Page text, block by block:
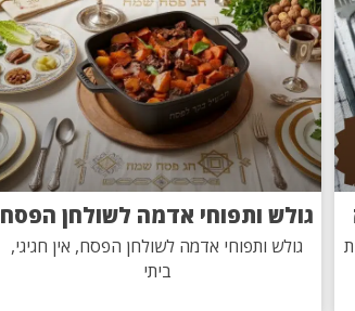
גולש ותפוחי אדמה לשולחן הפסח
גולש ותפוחי אדמה לשולחן הפסח, אין חגיגי,
ביתי